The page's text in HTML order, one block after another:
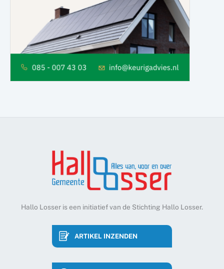
Hallo Losser is een initiatief van de Stichting Hallo Losser.
ARTIKEL INZENDEN